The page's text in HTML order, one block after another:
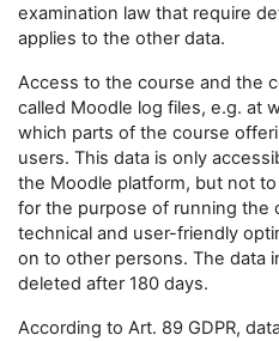
examination law that require
applies to the other data.
Access to the course and the
called Moodle log files, e.g. at
which parts of the course
users. This data is only
the Moodle platform, but not
for the purpose of running the
technical and user-friendly
on to other persons. The data
deleted after 180 days.
According to Art. 89 GDPR,